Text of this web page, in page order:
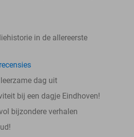
in de allereerste
dag uit
bij een dagje Eindhoven!
bijzondere verhalen